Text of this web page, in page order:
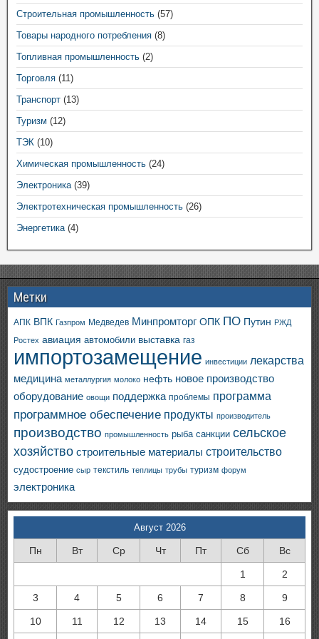
Строительная промышленность (57)
Товары народного потребления (8)
Топливная промышленность (2)
Торговля (11)
Транспорт (13)
Туризм (12)
ТЭК (10)
Химическая промышленность (24)
Электроника (39)
Электротехническая промышленность (26)
Энергетика (4)
Метки
АПК ВПК Газпром Медведев Минпромторг ОПК ПО Путин РЖД
Ростех авиация автомобили выставка газ
импортозамещение инвестиции лекарства
медицина металлургия молоко нефть новое производство
оборудование овощи поддержка проблемы программа
программное обеспечение продукты производитель
производство промышленность рыба санкции сельское
хозяйство строительные материалы строительство
судостроение сыр текстиль теплицы трубы туризм форум
электроника
Август 2026
Пн Вт Ср Чт Пт Сб Вс
1 2
3 4 5 6 7 8 9
10 11 12 13 14 15 16